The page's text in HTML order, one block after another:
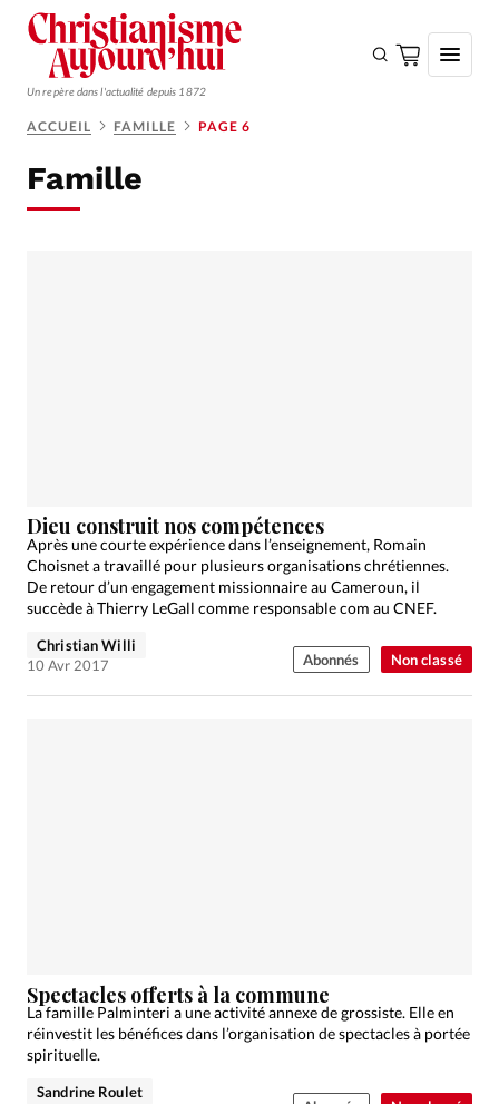
Un repère dans l'actualité depuis 1872
Monde
Devise:CHF
RUBRIQUES
Tous les articles
Actualité chrétienne
Actualité internationale
Chronique
Culture
Dossier
Génération réveil
Monde
ACCUEIL FAMILLE PAGE 6
Famille
Non classé
Dieu construit nos compétences
Après une courte expérience dans l’enseignement, Romain
Choisnet a travaillé pour plusieurs organisations chrétiennes.
De retour d’un engagement missionnaire au Cameroun, il
succède à Thierry LeGall comme responsable com au CNEF.
Christian Willi
10 Avr 2017
Abonnés
Spectacles offerts à la commune
La famille Palminteri a une activité annexe de grossiste. Elle en
réinvestit les bénéfices dans l’organisation de spectacles à portée
spirituelle.
Sandrine Roulet